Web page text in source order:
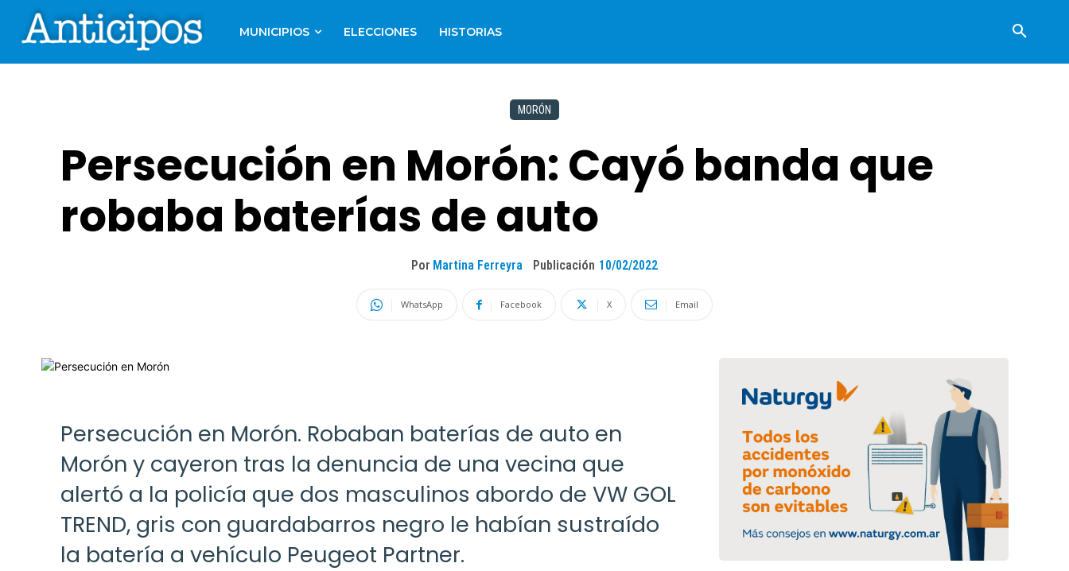
MUNICIPIOS ELECCIONES HISTORIAS
MORÓN
Persecución en Morón: Cayó banda que
robaba baterías de auto
Por Martina Ferreyra Publicación 10/02/2022
WhatsApp Facebook X Email
Persecución en Morón. Robaban baterías de auto en
Morón y cayeron tras la denuncia de una vecina que
alertó a la policía que dos masculinos abordo de VW GOL
TREND, gris con guardabarros negro le habían sustraído
la batería a vehículo Peugeot Partner.